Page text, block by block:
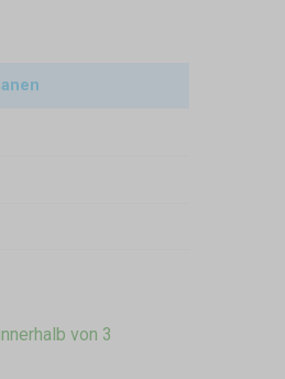
von 3